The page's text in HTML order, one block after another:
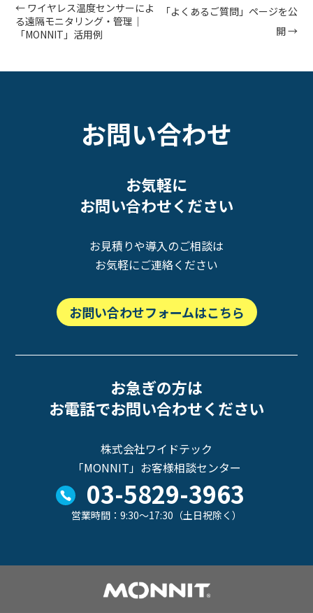
投
稿
ビ
← ワイヤレス温度センサーによ
る遠隔モニタリング・管理｜
「MONNIT」活用例
「よくあるご質問」ページを公
開→
お問い合わせ
お気軽に
お問い合わせください
お見積りや導入のご相談は
お気軽にご連絡ください
お問い合わせフォームはこちら
お急ぎの方は
お電話でお問い合わせください
株式会社ワイドテック
「MONNIT」お客様相談センター
03-5829-3963
営業時間：9:30～17:30（土日祝除く）